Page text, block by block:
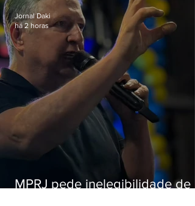
MPRJ pede inelegibilidade de
Jornal Daki
há 2 horas